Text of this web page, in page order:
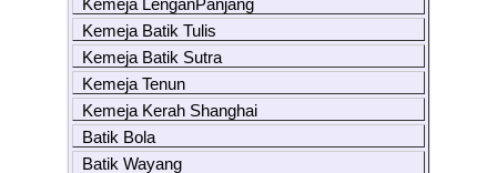
Kemeja Batik Tulis
Kemeja Batik Sutra
Kemeja Tenun
Kemeja Kerah Shanghai
Batik Bola
Batik Wayang